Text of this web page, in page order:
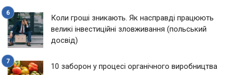
Коли гроші зникають. Як насправді працюють
великі інвестиційні зловживання (польський
досвід)
10 заборон у процесі органічного виробництва